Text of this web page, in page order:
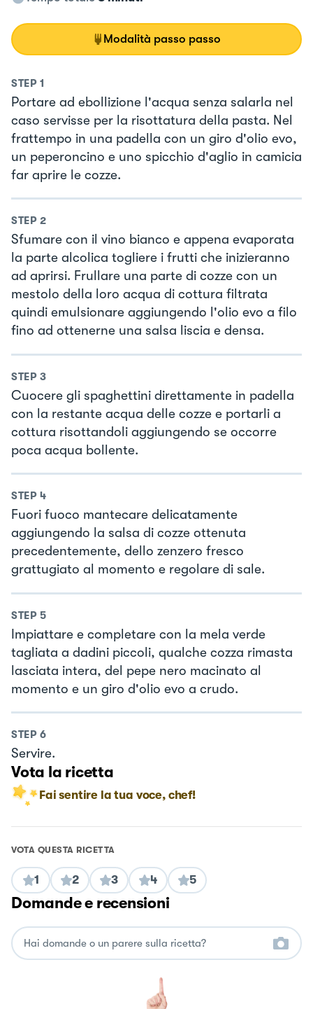
Modalità passo passo
STEP 1
Portare ad ebollizione l'acqua senza salarla nel
caso servisse per la risottatura della pasta. Nel
frattempo in una padella con un giro d'olio evo,
un peperoncino e uno spicchio d'aglio in camicia
far aprire le cozze.
STEP 2
Sfumare con il vino bianco e appena evaporata
la parte alcolica togliere i frutti che inizieranno
ad aprirsi. Frullare una parte di cozze con un
mestolo della loro acqua di cottura filtrata
quindi emulsionare aggiungendo l'olio evo a filo
fino ad ottenerne una salsa liscia e densa.
STEP 3
Cuocere gli spaghettini direttamente in padella
con la restante acqua delle cozze e portarli a
cottura risottandoli aggiungendo se occorre
poca acqua bollente.
STEP 4
Fuori fuoco mantecare delicatamente
aggiungendo la salsa di cozze ottenuta
precedentemente, dello zenzero fresco
grattugiato al momento e regolare di sale.
STEP 5
Impiattare e completare con la mela verde
tagliata a dadini piccoli, qualche cozza rimasta
lasciata intera, del pepe nero macinato al
momento e un giro d'olio evo a crudo.
STEP 6
Servire.
Vota la ricetta
Fai sentire la tua voce, chef!
VOTA QUESTA RICETTA
1 2 3 4 5
Domande e recensioni